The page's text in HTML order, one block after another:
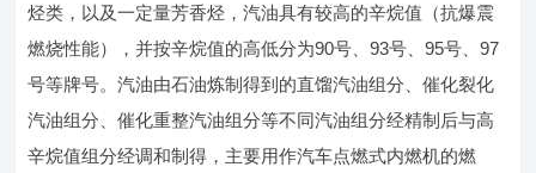
烃类，以及一定量芳香烃，汽油具有较高的辛烷值（抗爆震
燃烧性能），并按辛烷值的高低分为90号、93号、95号、97
号等牌号。汽油由石油炼制得到的直馏汽油组分、催化裂化
汽油组分、催化重整汽油组分等不同汽油组分经精制后与高
辛烷值组分经调和制得，主要用作汽车点燃式内燃机的燃